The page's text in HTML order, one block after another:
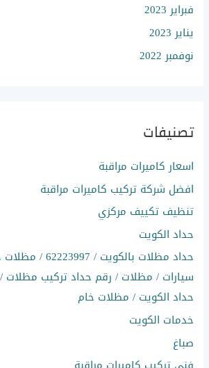
فبراير 2023
يناير 2023
نوفمبر 2022
تصنيفات
اسعار كاميرات مراقبة
افضل شركة تركيب كاميرات مراقبة
تنظيف تكييف مركزي
حداد الكويت
حداد مظلات
سيارات / مظلات / رقم حداد تركيب
حداد الكويت / مظلات خام
خدمات الكويت
صباغ